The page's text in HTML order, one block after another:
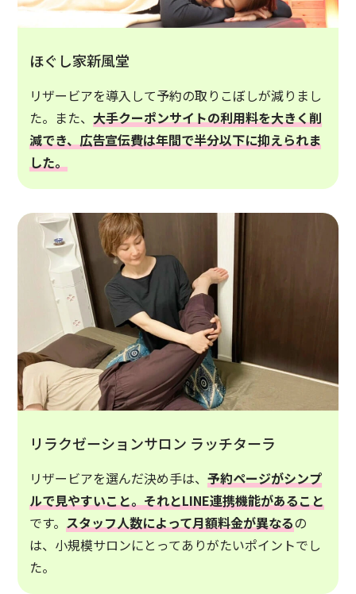
ほぐし家新風堂
リザービアを導入して予約の取りこぼしが減りまし
た。また、大手クーポンサイトの利用料を大きく削
減でき、広告宣伝費は年間で半分以下に抑えられま
した。
リラクゼーションサロン ラッチターラ
リザービアを選んだ決め手は、予約ページがシンプ
ルで見やすいこと。それとLINE連携機能があること
です。スタッフ人数によって月額料金が異なるの
は、小規模サロンにとってありがたいポイントでし
た。